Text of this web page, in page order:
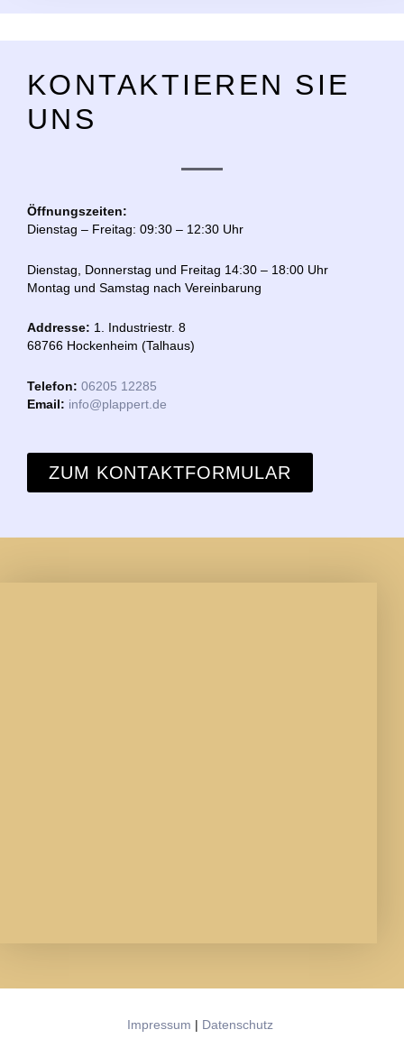
KONTAKTIEREN SIE
UNS
Öffnungszeiten:
Dienstag – Freitag: 09:30 – 12:30 Uhr
Dienstag, Donnerstag und Freitag 14:30 – 18:00 Uhr
Montag und Samstag nach Vereinbarung
Addresse: 1. Industriestr. 8
68766 Hockenheim (Talhaus)
Telefon: 06205 12285
Email: info@plappert.de
ZUM KONTAKTFORMULAR
Impressum Datenschutz